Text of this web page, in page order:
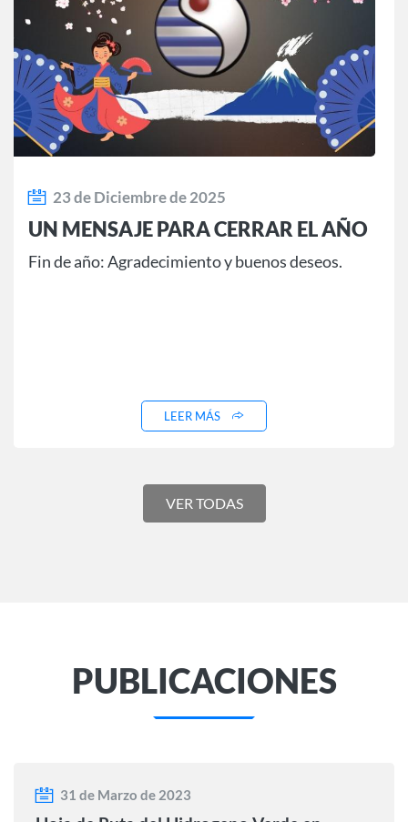
23 de Diciembre de 2025
UN MENSAJE PARA CERRAR EL AÑO
Fin de año: Agradecimiento y buenos deseos.
LEER MÁS
VER TODAS
PUBLICACIONES
31 de Marzo de 2023